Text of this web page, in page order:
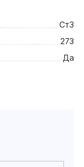
Ст3
273
Да